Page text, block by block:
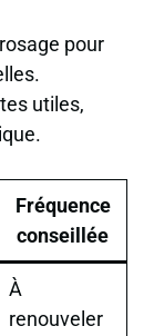
pour
utiles,
Fréquence
conseillée
À
renouveler